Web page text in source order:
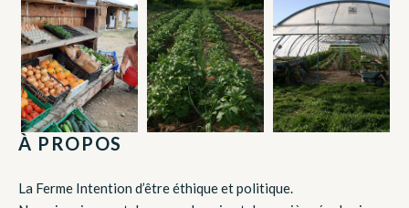
À PROPOS
La Ferme Intention d’être éthique et politique.